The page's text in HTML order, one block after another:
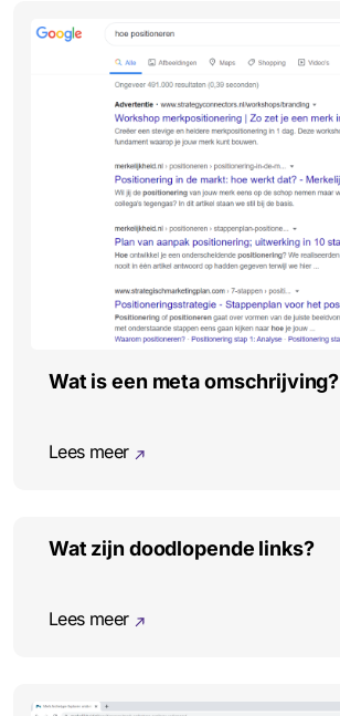
Wat is een meta omschrijving?
Lees meer
Wat zijn doodlopende links?
Lees meer